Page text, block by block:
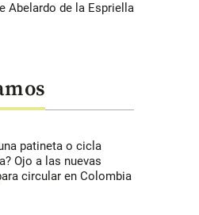
Abelardo de la Espriella
patineta o cicla
Ojo a las nuevas
circular en Colombia